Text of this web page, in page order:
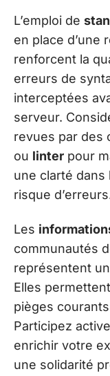
L’emploi de
en place d’une
renforcent la
erreurs de
interceptées
serveur.
revues par des
ou linter pour
une clarté dans
risque
Les
communautés
représentent
Elles
pièges
Participez
enrichir votre
une solidarité